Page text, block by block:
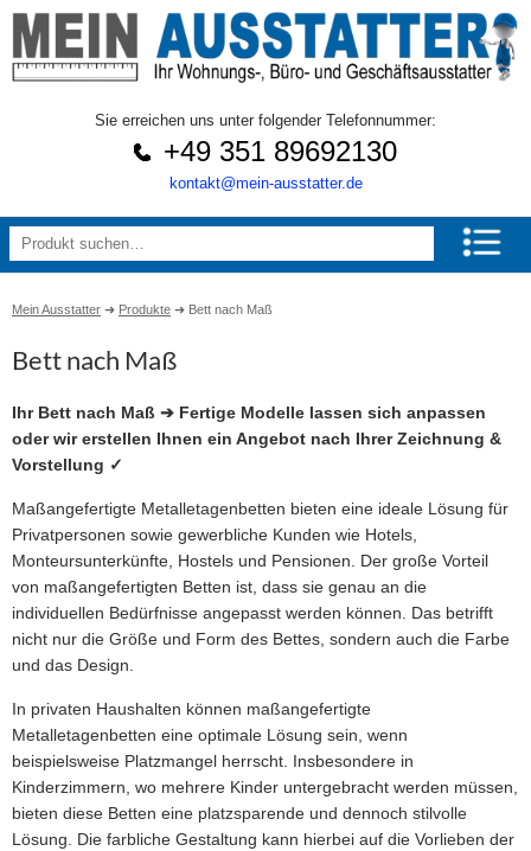
Sie erreichen uns unter folgender Telefonnummer:
+49 351 89692130
kontakt@mein-ausstatter.de
Mein Ausstatter ➜ Produkte ➜ Bett nach Maß
Bett nach Maß
Ihr Bett nach Maß ➔ Fertige Modelle lassen sich anpassen
oder wir erstellen Ihnen ein Angebot nach Ihrer Zeichnung &
Vorstellung ✓
Maßangefertigte Metalletagenbetten bieten eine ideale Lösung für
Privatpersonen sowie gewerbliche Kunden wie Hotels,
Monteursunterkünfte, Hostels und Pensionen. Der große Vorteil
von maßangefertigten Betten ist, dass sie genau an die
individuellen Bedürfnisse angepasst werden können. Das betrifft
nicht nur die Größe und Form des Bettes, sondern auch die Farbe
und das Design.
In privaten Haushalten können maßangefertigte
Metalletagenbetten eine optimale Lösung sein, wenn
beispielsweise Platzmangel herrscht. Insbesondere in
Kinderzimmern, wo mehrere Kinder untergebracht werden müssen,
bieten diese Betten eine platzsparende und dennoch stilvolle
Lösung. Die farbliche Gestaltung kann hierbei auf die Vorlieben der